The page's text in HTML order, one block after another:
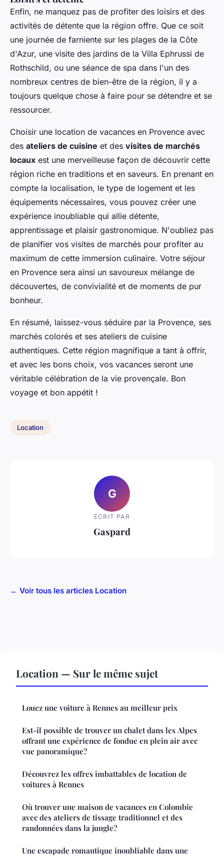
Enfin, ne manquez pas de profiter des loisirs et des
activités de détente que la région offre. Que ce soit
une journée de farniente sur les plages de la Côte
d'Azur, une visite des jardins de la Villa Ephrussi de
Rothschild, ou une séance de spa dans l'un des
nombreux centres de bien-être de la région, il y a
toujours quelque chose à faire pour se détendre et se
ressourcer.
Choisir une location de vacances en Provence avec
des ateliers de cuisine et des visites de marchés
locaux est une merveilleuse façon de découvrir cette
région riche en traditions et en saveurs. En prenant en
compte la localisation, le type de logement et les
équipements nécessaires, vous pouvez créer une
expérience inoubliable qui allie détente,
apprentissage et plaisir gastronomique. N'oubliez pas
de planifier vos visites de marchés pour profiter au
maximum de cette immersion culinaire. Votre séjour
en Provence sera ainsi un savoureux mélange de
découvertes, de convivialité et de moments de pur
bonheur.
En résumé, laissez-vous séduire par la Provence, ses
marchés colorés et ses ateliers de cuisine
authentiques. Cette région magnifique a tant à offrir,
et avec les bons choix, vos vacances seront une
véritable célébration de la vie provençale. Bon
voyage et bon appétit !
Location
G
ECRIT PAR
Gaspard
← Voir tous les articles Location
Location — Sur le même sujet
Louez une voiture à Rennes au meilleur prix
Est-il possible de trouver un chalet dans les Alpes
offrant une expérience de fondue en plein air avec
vue panoramique?
Découvrez les offres imbattables de location de
voitures à Rennes
Où trouver une maison de vacances en Colombie
avec des ateliers de tissage traditionnel et des
randonnées dans la jungle?
Une escapade romantique inoubliable dans une